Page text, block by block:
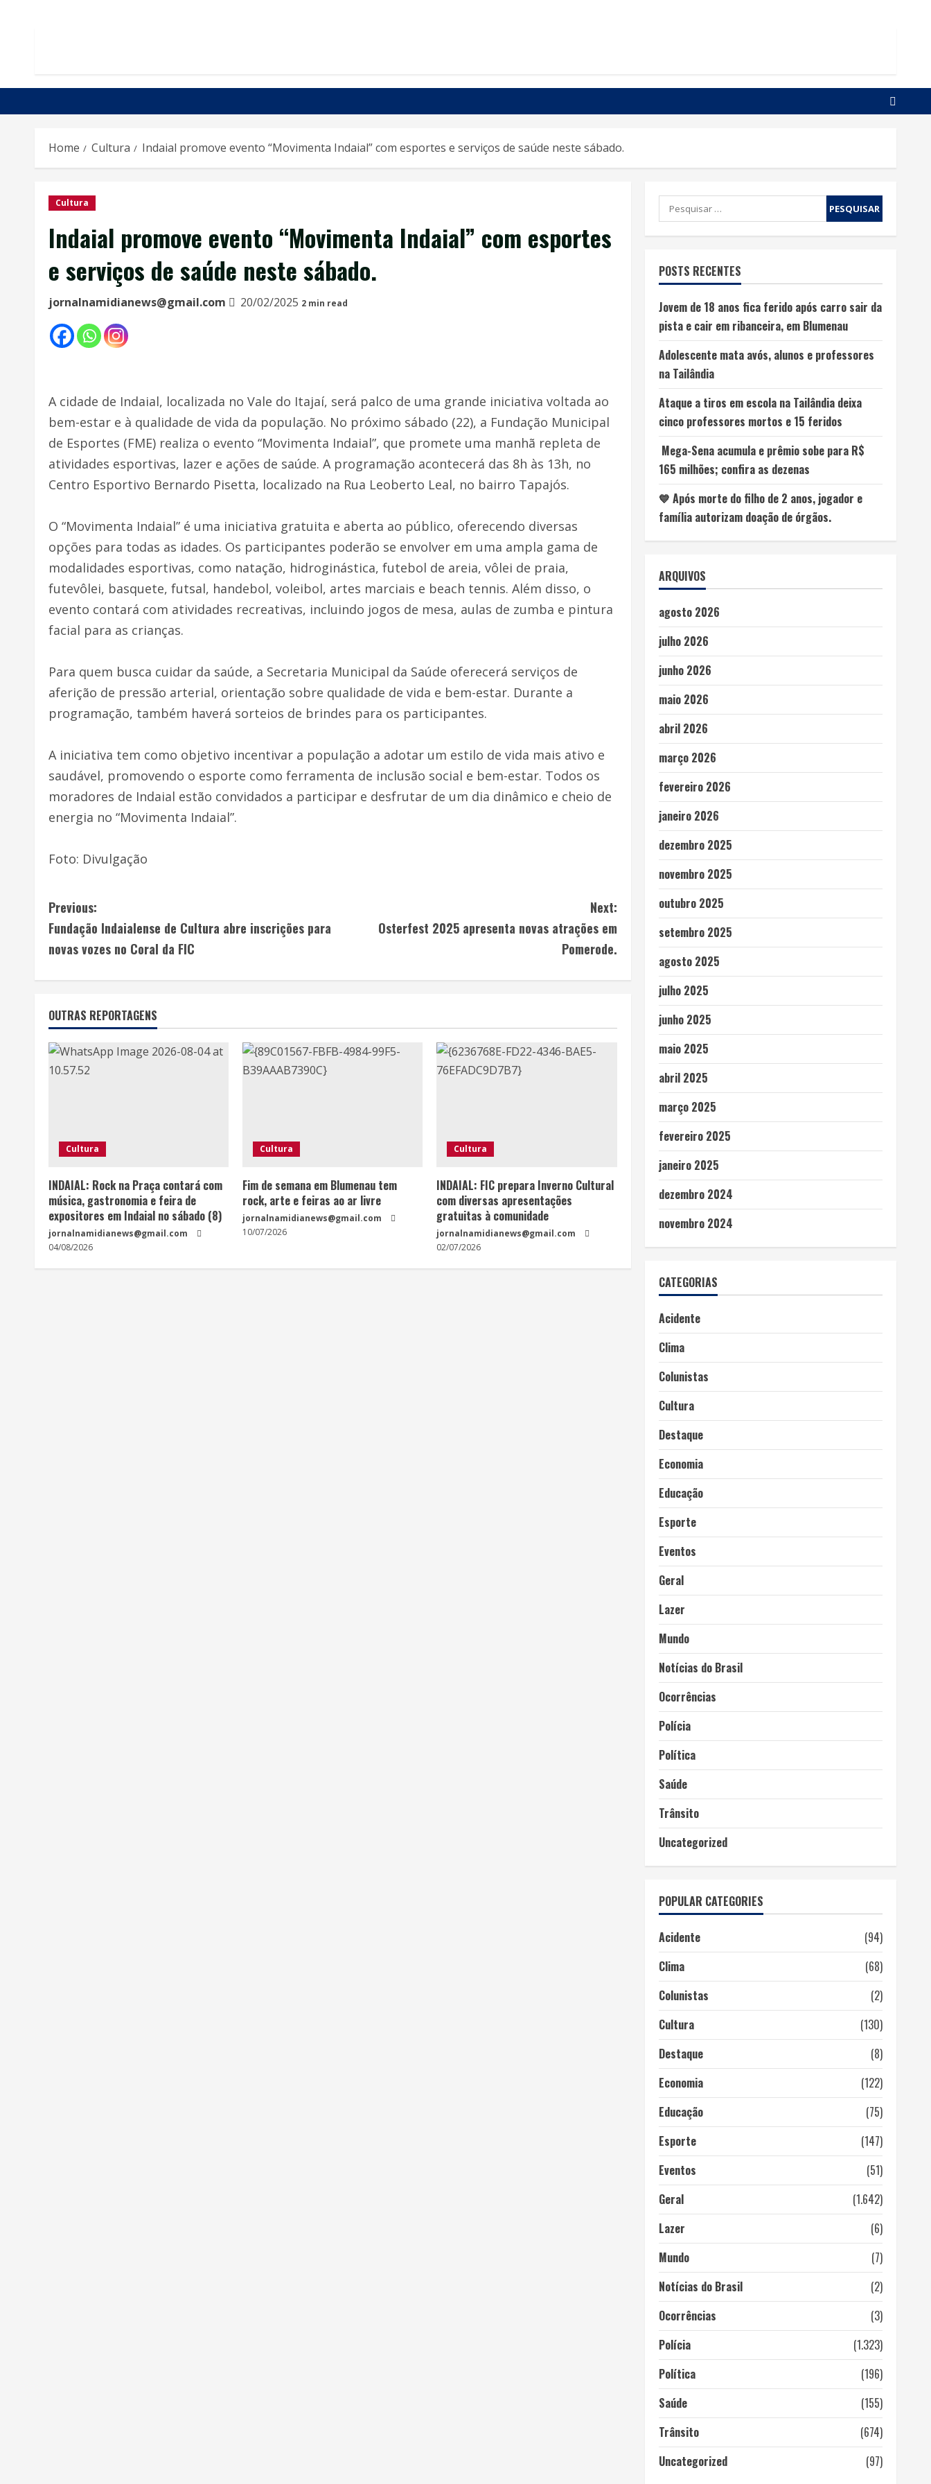
Home Cultura Indaial promove evento “Movimenta Indaial” com esportes e serviços de saúde neste sábado.
Cultura
Indaial promove evento “Movimenta Indaial” com esportes
e serviços de saúde neste sábado.
jornalnamidianews@gmail.com 20/02/2025 2 min read
A cidade de Indaial, localizada no Vale do Itajaí, será palco de uma grande iniciativa voltada ao
bem-estar e à qualidade de vida da população. No próximo sábado (22), a Fundação Municipal
de Esportes (FME) realiza o evento “Movimenta Indaial”, que promete uma manhã repleta de
atividades esportivas, lazer e ações de saúde. A programação acontecerá das 8h às 13h, no
Centro Esportivo Bernardo Pisetta, localizado na Rua Leoberto Leal, no bairro Tapajós.
O “Movimenta Indaial” é uma iniciativa gratuita e aberta ao público, oferecendo diversas
opções para todas as idades. Os participantes poderão se envolver em uma ampla gama de
modalidades esportivas, como natação, hidroginástica, futebol de areia, vôlei de praia,
futevôlei, basquete, futsal, handebol, voleibol, artes marciais e beach tennis. Além disso, o
evento contará com atividades recreativas, incluindo jogos de mesa, aulas de zumba e pintura
facial para as crianças.
Para quem busca cuidar da saúde, a Secretaria Municipal da Saúde oferecerá serviços de
aferição de pressão arterial, orientação sobre qualidade de vida e bem-estar. Durante a
programação, também haverá sorteios de brindes para os participantes.
A iniciativa tem como objetivo incentivar a população a adotar um estilo de vida mais ativo e
saudável, promovendo o esporte como ferramenta de inclusão social e bem-estar. Todos os
moradores de Indaial estão convidados a participar e desfrutar de um dia dinâmico e cheio de
energia no “Movimenta Indaial”.
Foto: Divulgação
C
o
i
n
u
R
e
a
d
i
Previous:
Fundação Indaialense de Cultura abre inscrições para
novas vozes no Coral da FIC
Next:
Osterfest 2025 apresenta novas atrações em
Pomerode.
OUTRAS REPORTAGENS
Cultura
INDAIAL: Rock na Praça contará com
música, gastronomia e feira de
expositores em Indaial no sábado (8)
jornalnamidianews@gmail.com
04/08/2026
Cultura
Fim de semana em Blumenau tem
rock, arte e feiras ao ar livre
jornalnamidianews@gmail.com
10/07/2026
Cultura
INDAIAL: FIC prepara Inverno Cultural
com diversas apresentações
gratuitas à comunidade
jornalnamidianews@gmail.com
02/07/2026
Pesquisar
por:
POSTS RECENTES
Jovem de 18 anos fica ferido após carro sair da
pista e cair em ribanceira, em Blumenau
Adolescente mata avós, alunos e professores
na Tailândia
Ataque a tiros em escola na Tailândia deixa
cinco professores mortos e 15 feridos
Mega-Sena acumula e prêmio sobe para R$
165 milhões; confira as dezenas
💙 Após morte do filho de 2 anos, jogador e
família autorizam doação de órgãos.
ARQUIVOS
agosto 2026
julho 2026
junho 2026
maio 2026
abril 2026
março 2026
fevereiro 2026
janeiro 2026
dezembro 2025
novembro 2025
outubro 2025
setembro 2025
agosto 2025
julho 2025
junho 2025
maio 2025
abril 2025
março 2025
fevereiro 2025
janeiro 2025
dezembro 2024
novembro 2024
CATEGORIAS
Acidente
Clima
Colunistas
Cultura
Destaque
Economia
Educação
Esporte
Eventos
Geral
Lazer
Mundo
Notícias do Brasil
Ocorrências
Polícia
Política
Saúde
Trânsito
Uncategorized
POPULAR CATEGORIES
Acidente
(94)
Clima
(68)
Colunistas
(2)
Cultura
(130)
Destaque
(8)
Economia
(122)
Educação
(75)
Esporte
(147)
Eventos
(51)
Geral
(1.642)
Lazer
(6)
Mundo
(7)
Notícias do Brasil
(2)
Ocorrências
(3)
Polícia
(1.323)
Política
(196)
Saúde
(155)
Trânsito
(674)
Uncategorized
(97)